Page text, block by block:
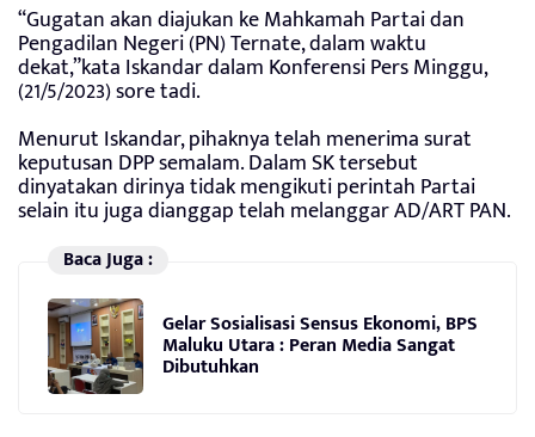
“Gugatan akan diajukan ke Mahkamah Partai dan
Pengadilan Negeri (PN) Ternate, dalam waktu
dekat,”kata Iskandar dalam Konferensi Pers Minggu,
(21/5/2023) sore tadi.
Menurut Iskandar, pihaknya telah menerima surat
keputusan DPP semalam. Dalam SK tersebut
dinyatakan dirinya tidak mengikuti perintah Partai
selain itu juga dianggap telah melanggar AD/ART PAN.
Baca Juga :
Gelar Sosialisasi Sensus Ekonomi, BPS
Maluku Utara : Peran Media Sangat
Dibutuhkan